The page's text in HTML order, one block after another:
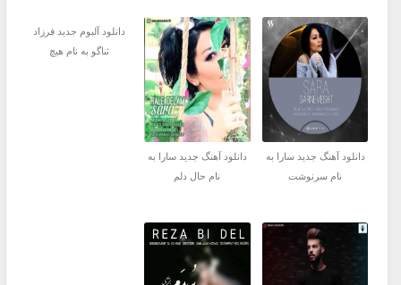
دانلود آهنگ جدید سارا به
نام سرنوشت
دانلود آهنگ جدید سارا به
نام حال دلم
دانلود آلبوم جدید فرزاد
ثناگو به نام هیچ